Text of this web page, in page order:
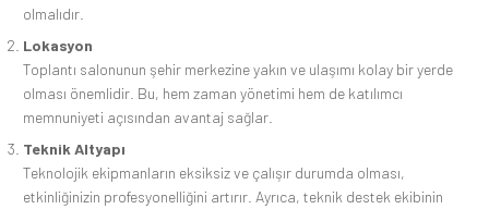
olmalıdır.
Lokasyon
Toplantı salonunun şehir merkezine yakın ve ulaşımı kolay bir yerde
olması önemlidir. Bu, hem zaman yönetimi hem de katılımcı
memnuniyeti açısından avantaj sağlar.
Teknik Altyapı
Teknolojik ekipmanların eksiksiz ve çalışır durumda olması,
etkinliğinizin profesyonelliğini artırır. Ayrıca, teknik destek ekibinin